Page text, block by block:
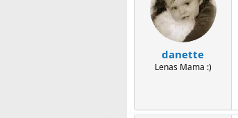
danette
Lenas Mama :)